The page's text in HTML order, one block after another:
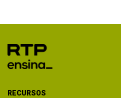
RECURSOS